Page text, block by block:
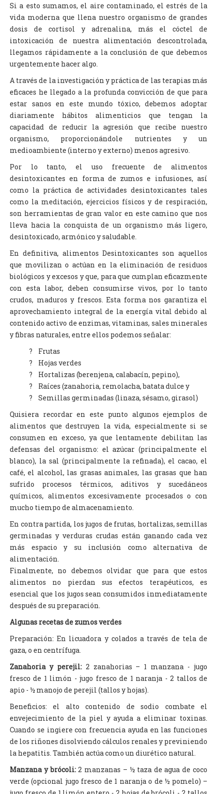
Si a esto sumamos, el aire contaminado, el estrés de la
vida moderna que llena nuestro organismo de grandes
dosis de cortisol y adrenalina, más el cóctel de
intoxicación de nuestra alimentación descontrolada,
llegamos rápidamente a la conclusión de que debemos
urgentemente hacer algo.
A través de la investigación y práctica de las terapias más
eficaces he llegado a la profunda convicción de que para
estar sanos en este mundo tóxico, debemos adoptar
diariamente hábitos alimenticios que tengan la
capacidad de reducir la agresión que recibe nuestro
organismo, proporcionándole nutrientes y un
medioambiente (interno y externo) menos agresivo.
Por lo tanto, el uso frecuente de alimentos
desintoxicantes en forma de zumos e infusiones, así
como la práctica de actividades desintoxicantes tales
como la meditación, ejercicios físicos y de respiración,
son herramientas de gran valor en este camino que nos
lleva hacia la conquista de un organismo más ligero,
desintoxicado, armónico y saludable.
En definitiva, alimentos Desintoxicantes son aquellos
que movilizan o actúan en la eliminación de residuos
biológicos y excesos y que, para que cumplan eficazmente
con esta labor, deben consumirse vivos, por lo tanto
crudos, maduros y frescos. Esta forma nos garantiza el
aprovechamiento integral de la energía vital debido al
contenido activo de enzimas, vitaminas, sales minerales
y fibras naturales, entre ellos podemos señalar:
? Frutas
? Hojas verdes
? Hortalizas (berenjena, calabacín, pepino),
? Raíces (zanahoria, remolacha, batata dulce y
? Semillas germinadas (linaza, sésamo, girasol)
Quisiera recordar en este punto algunos ejemplos de
alimentos que destruyen la vida, especialmente si se
consumen en exceso, ya que lentamente debilitan las
defensas del organismo: el azúcar (principalmente el
blanco), la sal (principalmente la refinada), el cacao, el
café, el alcohol, las grasas animales, las grasas que han
sufrido procesos térmicos, aditivos y sucedáneos
químicos, alimentos excesivamente procesados o con
mucho tiempo de almacenamiento.
En contra partida, los jugos de frutas, hortalizas, semillas
germinadas y verduras crudas están ganando cada vez
más espacio y su inclusión como alternativa de
alimentación.
Finalmente, no debemos olvidar que para que estos
alimentos no pierdan sus efectos terapéuticos, es
esencial que los jugos sean consumidos inmediatamente
después de su preparación.
Algunas recetas de zumos verdes
Preparación: En licuadora y colados a través de tela de
gaza, o en centrífuga.
Zanahoria y perejil:2 zanahorias – 1 manzana - jugo
fresco de 1 limón - jugo fresco de 1 naranja - 2 tallos de
apio - ½ manojo de perejil (tallos y hojas).
Beneficios: el alto contenido de sodio combate el
envejecimiento de la piel y ayuda a eliminar toxinas.
Cuando se ingiere con frecuencia ayuda en las funciones
de los riñones disolviendo cálculos renales y previniendo
la hepatitis. También actúa como un diurético natural.
Manzana y brócoli:2 manzanas – ½ taza de agua de coco
verde (opcional jugo fresco de 1 naranja o de ½ pomelo) –